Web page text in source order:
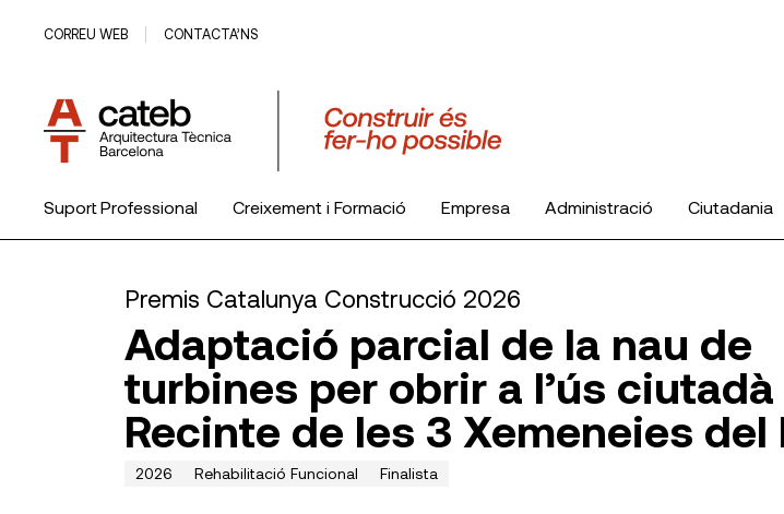
CORREU WEB CONTACTA’NS
Suport Professional Creixement i Formació Empresa Administració Ciutadania
Premis Catalunya Construcció 2026
Adaptació parcial de la nau de
turbines per obrir a l’ús ciutadà
Recinte de les 3 Xemeneies del
2026 Rehabilitació Funcional Finalista